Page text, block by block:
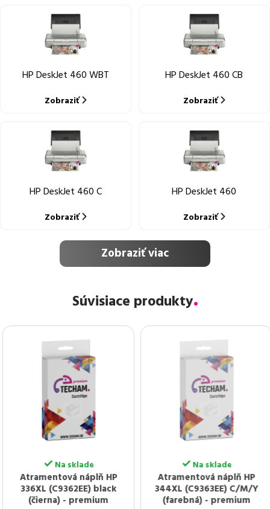
HP DeskJet 460 WBT
Zobraziť
HP DeskJet 460 CB
Zobraziť
HP DeskJet 460 C
Zobraziť
HP DeskJet 460
Zobraziť
Zobraziť viac
Súvisiace produkty
Na sklade
Atramentová náplň HP
336XL (C9362EE) black
(čierna) - premium
Na sklade
Atramentová náplň HP
344XL (C9363EE) C/M/Y
(farebná) - premium